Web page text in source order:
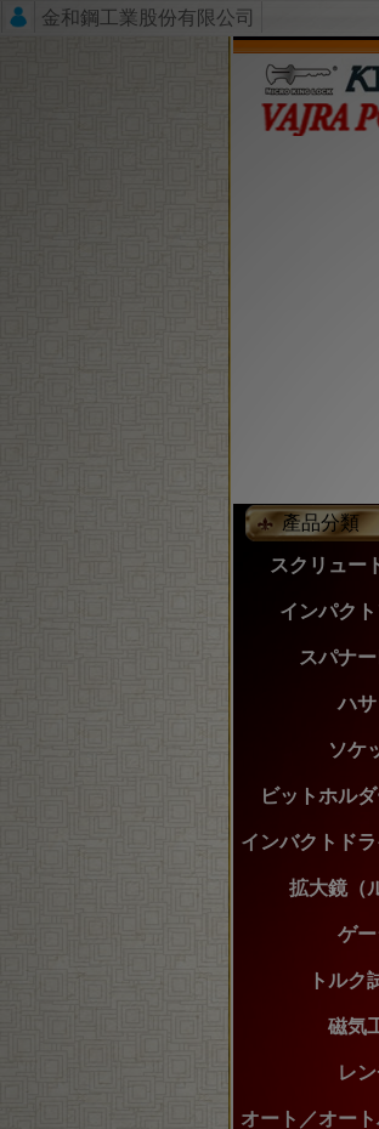
金和鋼工業股份有限公司
產品分類
スクリュー
インパク
スパナ
ハサ
ソケ
ビットホル
インバクトド
拡大鏡（
ゲ
トルク
磁気
レ
オート／オー